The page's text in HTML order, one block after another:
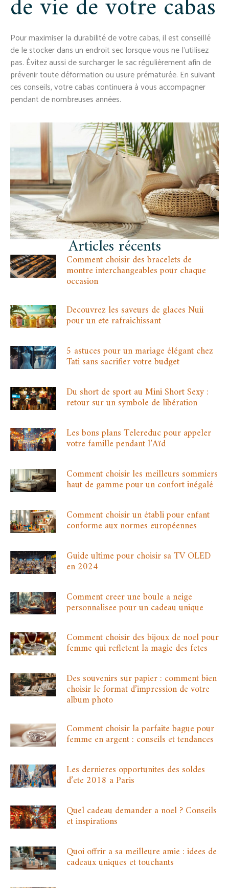
Pour maximiser la durabilité de votre cabas, il est conseillé
de le stocker dans un endroit sec lorsque vous ne l’utilisez
pas. Évitez aussi de surcharger le sac régulièrement afin de
prévenir toute déformation ou usure prématurée. En suivant
ces conseils, votre cabas continuera à vous accompagner
pendant de nombreuses années.
Articles récents
Comment choisir des bracelets de
montre interchangeables pour chaque
occasion
Decouvrez les saveurs de glaces Nuii
pour un ete rafraichissant
5 astuces pour un mariage élégant chez
Tati sans sacrifier votre budget
Du short de sport au Mini Short Sexy :
retour sur un symbole de libération
Les bons plans Telereduc pour appeler
votre famille pendant l’Aïd
Comment choisir les meilleurs sommiers
haut de gamme pour un confort inégalé
Comment choisir un établi pour enfant
conforme aux normes européennes
Guide ultime pour choisir sa TV OLED
en 2024
Comment creer une boule a neige
personnalisee pour un cadeau unique
Comment choisir des bijoux de noel pour
femme qui refletent la magie des fetes
Des souvenirs sur papier : comment bien
choisir le format d’impression de votre
album photo
Comment choisir la parfaite bague pour
femme en argent : conseils et tendances
Les dernieres opportunites des soldes
d’ete 2018 a Paris
Quel cadeau demander a noel ? Conseils
et inspirations
Quoi offrir a sa meilleure amie : idees de
cadeaux uniques et touchants